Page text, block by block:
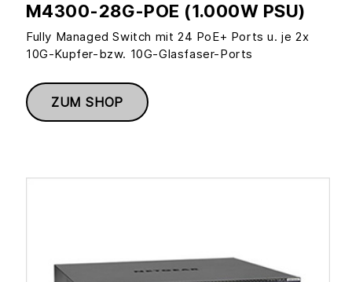
M4300-28G-POE (1.000W PSU)
Fully Managed Switch mit 24 PoE+ Ports u. je 2x
10G-Kupfer-bzw. 10G-Glasfaser-Ports
ZUM SHOP